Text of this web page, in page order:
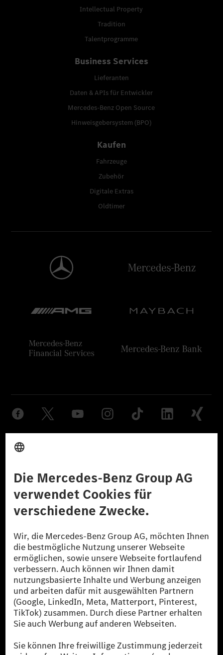
Intellectual Property
Tradition
Talentprogramme
Business Services
Lieferanten
Daten & APIs für Entwickler
Mercedes-Benz Open Source
Hinweisgebersystem (BPO)
Kaufen
Fahrzeuge
Zubehör
Digitale Extras
Oldtimer
© 2026 Mercedes-Benz Group AG. Alle Rechte vorbehalten.
reduzierte CO₂-Emissionen bei der Mercedes-Benz Group durch
zertifizierte Ausgleichsprojekte kompensiert werden.
[2] Renewable Charging ist ein integraler Bestandteil von MB.CHARGE
Public in Europa, den USA, Kanada und China. Sofern an der jeweiligen
Ladestation noch kein Strom aus erneuerbaren Energien vorliegt,
verwendet Renewable Charging Grünstromzertifikate*. Diese stellen
sicher, dass für Ladevorgänge über MB.CHARGE Public eine äquivalente
Strommenge aus erneuerbaren Energien ins Stromnetz eingespeist wird.
Sie stammen ausschließlich aus Wind- und Solarkraftanlagen, die jünger
als sechs Jahre sind.
* Inkl. EKOenergy Ökolabel
* Die angegebenen Werte wurden nach dem vorgeschriebenen
Messverfahren WLTP (Worldwide harmonised Light vehicles Test